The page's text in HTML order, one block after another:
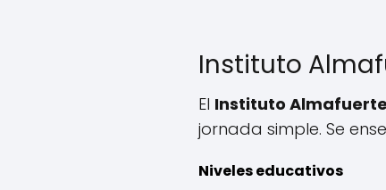
Instituto
El Instituto Almafuerte
jornada simple. Se
Niveles educativos